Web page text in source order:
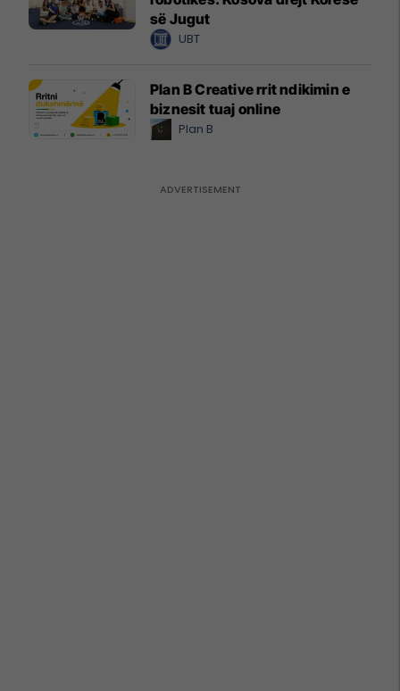
së Jugut
UBT
Plan B Creative rrit ndikimin e
biznesit tuaj online
Plan B